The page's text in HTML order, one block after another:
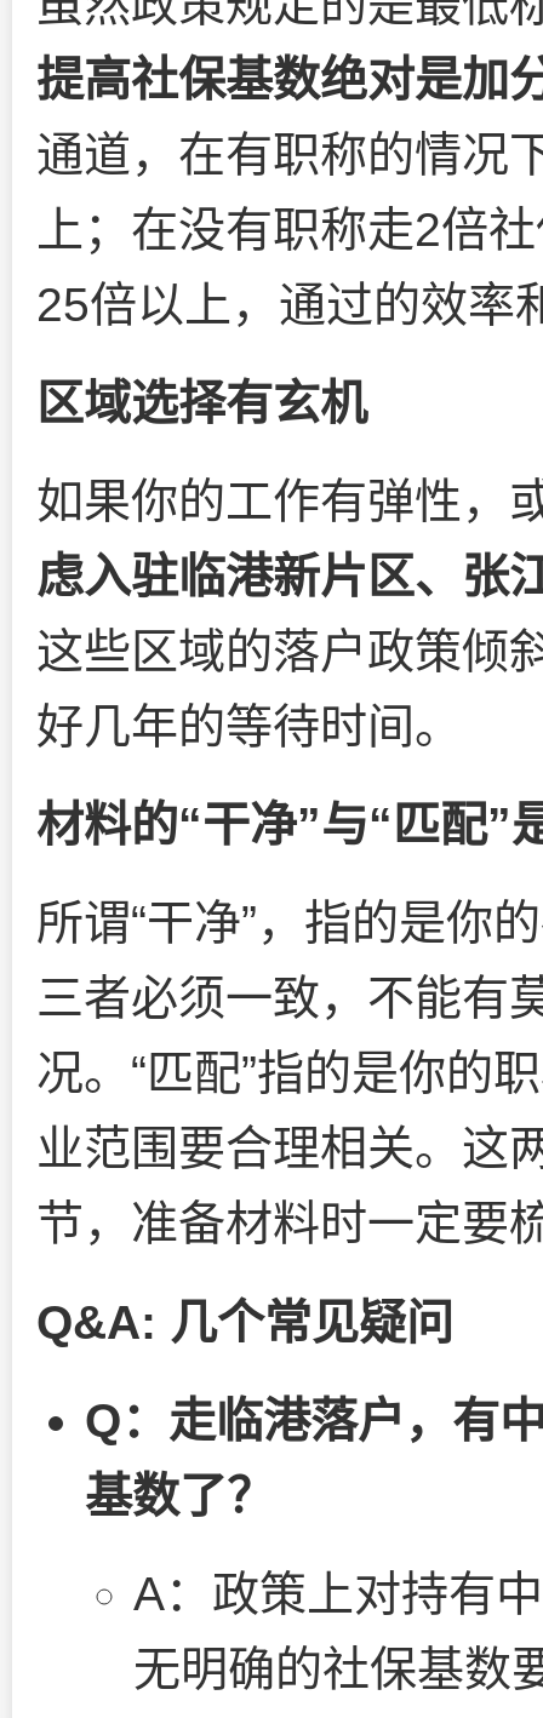
提高社保基数绝对是加
通道，在有职称的情况
上；在没有职称走2倍
25倍以上，通过的效率
区域选择有玄机
如果你的工作有弹性，
虑入驻临港新片区、张
这些区域的落户政策倾
好几年的等待时间。
材料的“干净”与“匹配”
所谓“干净”，指的是你
三者必须一致，不能有
况。“匹配”指的是你的
业范围要合理相关。这
节，准备材料时一定要
Q&A: 几个常见疑问
Q：走临港落户，有
基数了？
A：政策上对持有
无明确的社保基数